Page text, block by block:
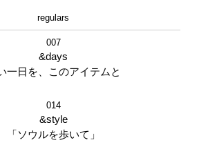
regulars
007
&days
一日を、このアイテムと
014
&style
「ソウルを歩いて」